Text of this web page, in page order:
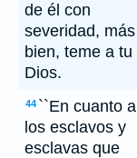
de él con
severidad, más
bien, teme a tu
Dios.
44 ``En cuanto a
los esclavos y
esclavas que